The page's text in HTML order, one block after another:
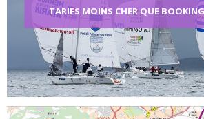
TARIFS MOINS CHER QUE